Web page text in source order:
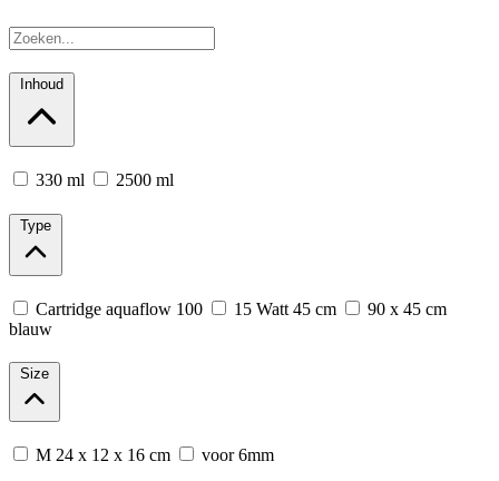
Inhoud
330 ml 2500 ml
Type
Cartridge aquaflow 100 15 Watt 45 cm
90 x 45 cm
blauw
Size
M 24 x 12 x 16 cm voor 6mm